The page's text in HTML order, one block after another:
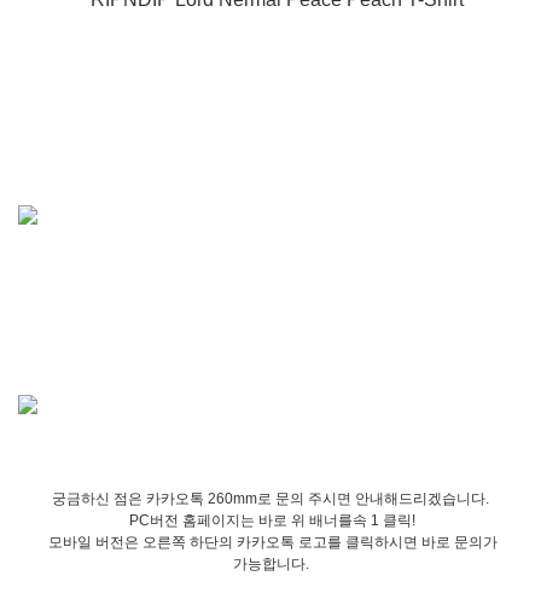
궁금하신 점은 카카오톡 260mm로 문의 주시면 안내해드리겠습니다.
PC버전 홈페이지는 바로 위 배너를속 1 클릭!
모바일 버전은 오른쪽 하단의 카카오톡 로고를 클릭하시면 바로 문의가
가능합니다.